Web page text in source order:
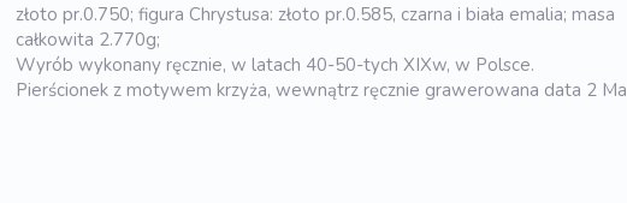
złoto pr.0.750; figura Chrystusa: złoto pr.0.585, czarna i biała emalia; masa
całkowita 2.770g;
Wyrób wykonany ręcznie, w latach 40-50-tych XIXw, w Polsce.
Pierścionek z motywem krzyża, wewnątrz ręcznie grawerowana data 2 Ma